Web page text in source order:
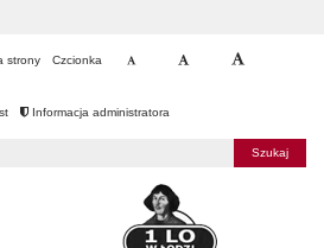
strony Czcionka
Informacja administratora